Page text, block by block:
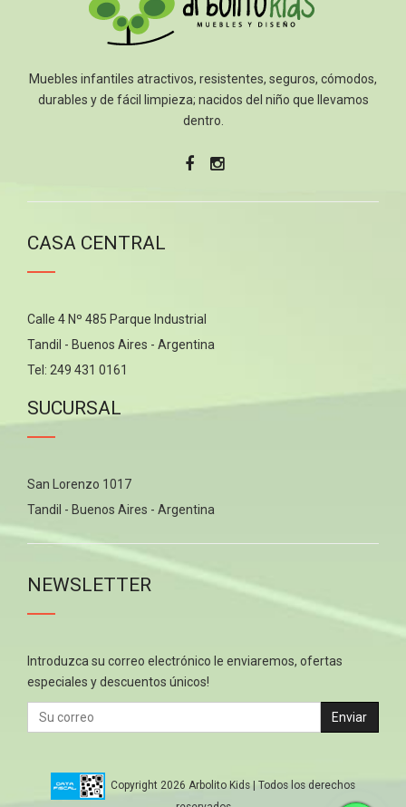
Muebles infantiles atractivos, resistentes, seguros, cómodos,
durables y de fácil limpieza; nacidos del niño que llevamos
dentro.
CASA CENTRAL
Calle 4 Nº 485 Parque Industrial
Tandil - Buenos Aires - Argentina
Tel: 249 431 0161
SUCURSAL
San Lorenzo 1017
Tandil - Buenos Aires - Argentina
NEWSLETTER
Introduzca su correo electrónico le enviaremos, ofertas
especiales y descuentos únicos!
Enviar
Copyright 2026 Arbolito Kids | Todos los derechos